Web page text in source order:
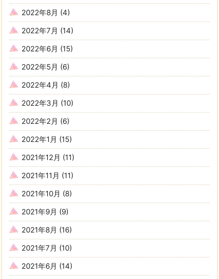
2022年8月 (4)
2022年7月 (14)
2022年6月 (15)
2022年5月 (6)
2022年4月 (8)
2022年3月 (10)
2022年2月 (6)
2022年1月 (15)
2021年12月 (11)
2021年11月 (11)
2021年10月 (8)
2021年9月 (9)
2021年8月 (16)
2021年7月 (10)
2021年6月 (14)